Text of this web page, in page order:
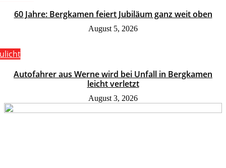
60 Jahre: Bergkamen feiert Jubiläum ganz weit oben
August 5, 2026
Autofahrer aus Werne wird bei Unfall in Bergkamen
leicht verletzt
August 3, 2026